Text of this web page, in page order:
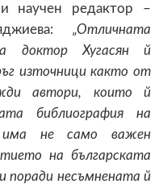
научен редактор –
„Отличната
доктор Хугасян й
източници както от
автори, които й
библиография на
има не само важен
на българската
поради несъмнената й